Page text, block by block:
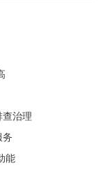
查治理
务
能